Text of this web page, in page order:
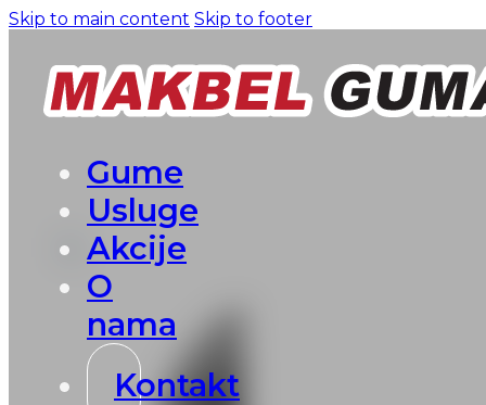
Skip to main content Skip to footer
Gume
Usluge
Akcije
O
nama
Kontakt